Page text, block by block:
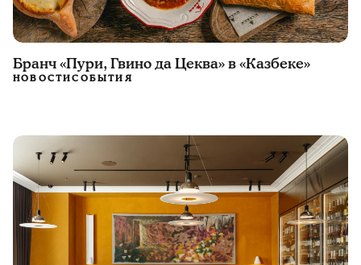
Бранч «Пури, Гвино да Цеква» в «Казбеке»
НОВОСТИСОБЫТИЯ